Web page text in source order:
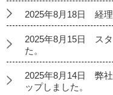
2025年8月18日 経理
2025年8月15日 ス
た。
2025年8月14日 弊
ップしました。